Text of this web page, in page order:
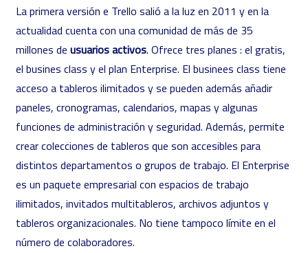
La primera versión e Trello salió a la luz en 2011 y en la
actualidad cuenta con una comunidad de más de 35
millones de usuarios activos. Ofrece tres planes : el gratis,
el busines class y el plan Enterprise. El businees class tiene
acceso a tableros ilimitados y se pueden además añadir
paneles, cronogramas, calendarios, mapas y algunas
funciones de administración y seguridad. Además, permite
crear colecciones de tableros que son accesibles para
distintos departamentos o grupos de trabajo. El Enterprise
es un paquete empresarial con espacios de trabajo
ilimitados, invitados multitableros, archivos adjuntos y
tableros organizacionales. No tiene tampoco límite en el
número de colaboradores.